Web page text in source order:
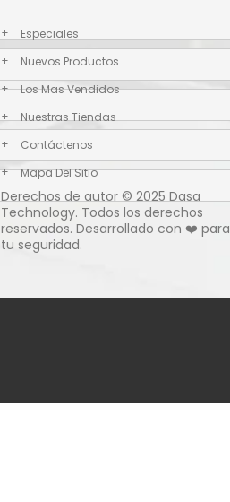
Especiales
Nuevos Productos
Los Mas Vendidos
Nuestras Tiendas
Contáctenos
Mapa Del Sitio
Derechos de autor © 2025 Dasa
Technology. Todos los derechos
reservados. Desarrollado con ❤️ para
tu seguridad.